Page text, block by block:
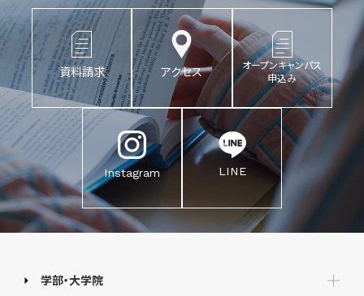
資料請求 アクセス
オープンキャンパス
申込み
Instagram LINE
学部・大学院